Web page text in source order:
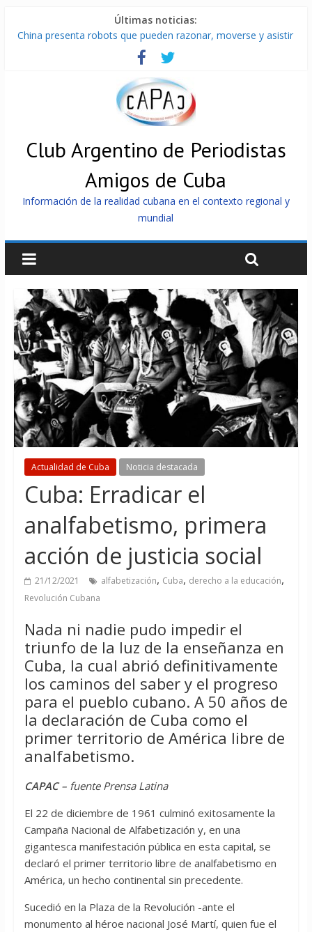
Últimas noticias:
China presenta robots que pueden razonar, moverse y asistir
Nuevas sanciones de EEUU contra Cuba apuntan a la
cooperación militar con Rusia y China
Brutal represión contra los que marchan para que no se
Distribuyen en Cuba Equipos fotovoltaicos recibidos desde
Argentina
Milei firmó memorándum con EE.UU sin informarlo
Club Argentino de Periodistas
Amigos de Cuba
Información de la realidad cubana en el contexto regional y
mundial
Actualidad de Cuba Noticia destacada
Cuba: Erradicar el
analfabetismo, primera
acción de justicia social
21/12/2021 alfabetización, Cuba, derecho a la educación,
Revolución Cubana
Nada ni nadie pudo impedir el
triunfo de la luz de la enseñanza en
Cuba, la cual abrió definitivamente
los caminos del saber y el progreso
para el pueblo cubano. A 50 años de
la declaración de Cuba como el
primer territorio de América libre de
analfabetismo.
CAPAC– fuente Prensa Latina
El 22 de diciembre de 1961 culminó exitosamente la
Campaña Nacional de Alfabetización y, en una
gigantesca manifestación pública en esta capital, se
declaró el primer territorio libre de analfabetismo en
América, un hecho continental sin precedente.
Sucedió en la Plaza de la Revolución -ante el
monumento al héroe nacional José Martí, quien fue el